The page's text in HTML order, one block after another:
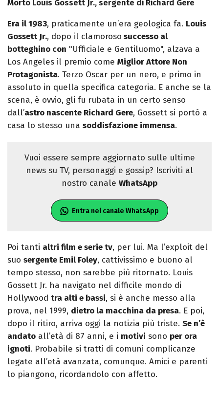
Morto Louis Gossett Jr., sergente di Richard Gere
Era il 1983, praticamente un’era geologica fa. Louis
Gossett Jr., dopo il clamoroso successo al
botteghino con "Ufficiale e Gentiluomo", alzava a
Los Angeles il premio come Miglior Attore Non
Protagonista. Terzo Oscar per un nero, e primo in
assoluto in quella specifica categoria. E anche se la
scena, è ovvio, gli fu rubata in un certo senso
dall’astro nascente Richard Gere, Gossett si portò a
casa lo stesso una soddisfazione immensa.
Vuoi essere sempre aggiornato sulle ultime
news su TV, personaggi e gossip? Iscriviti al
nostro canale WhatsApp
Entra nel canale WhatsApp
Poi tanti altri film e serie tv, per lui. Ma l’exploit del
suo sergente Emil Foley, cattivissimo e buono al
tempo stesso, non sarebbe più ritornato. Louis
Gossett Jr. ha navigato nel difficile mondo di
Hollywood tra alti e bassi, si è anche messo alla
prova, nel 1999, dietro la macchina da presa. E poi,
dopo il ritiro, arriva oggi la notizia più triste. Se n’è
andato all’età di 87 anni, e i motivi sono per ora
ignoti. Probabile si tratti di comuni complicanze
legate all’età avanzata, comunque. Amici e parenti
lo piangono, ricordandolo con affetto.